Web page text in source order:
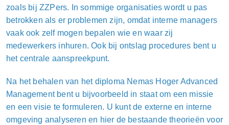
zoals bij ZZPers. In sommige organisaties wordt u pas
betrokken als er problemen zijn, omdat interne managers
vaak ook zelf mogen bepalen wie en waar zij
medewerkers inhuren. Ook bij ontslag procedures bent u
het centrale aanspreekpunt.
Na het behalen van het diploma Nemas Hoger Advanced
Management bent u bijvoorbeeld in staat om een missie
en een visie te formuleren. U kunt de externe en interne
omgeving analyseren en hier de bestaande theorieën voor